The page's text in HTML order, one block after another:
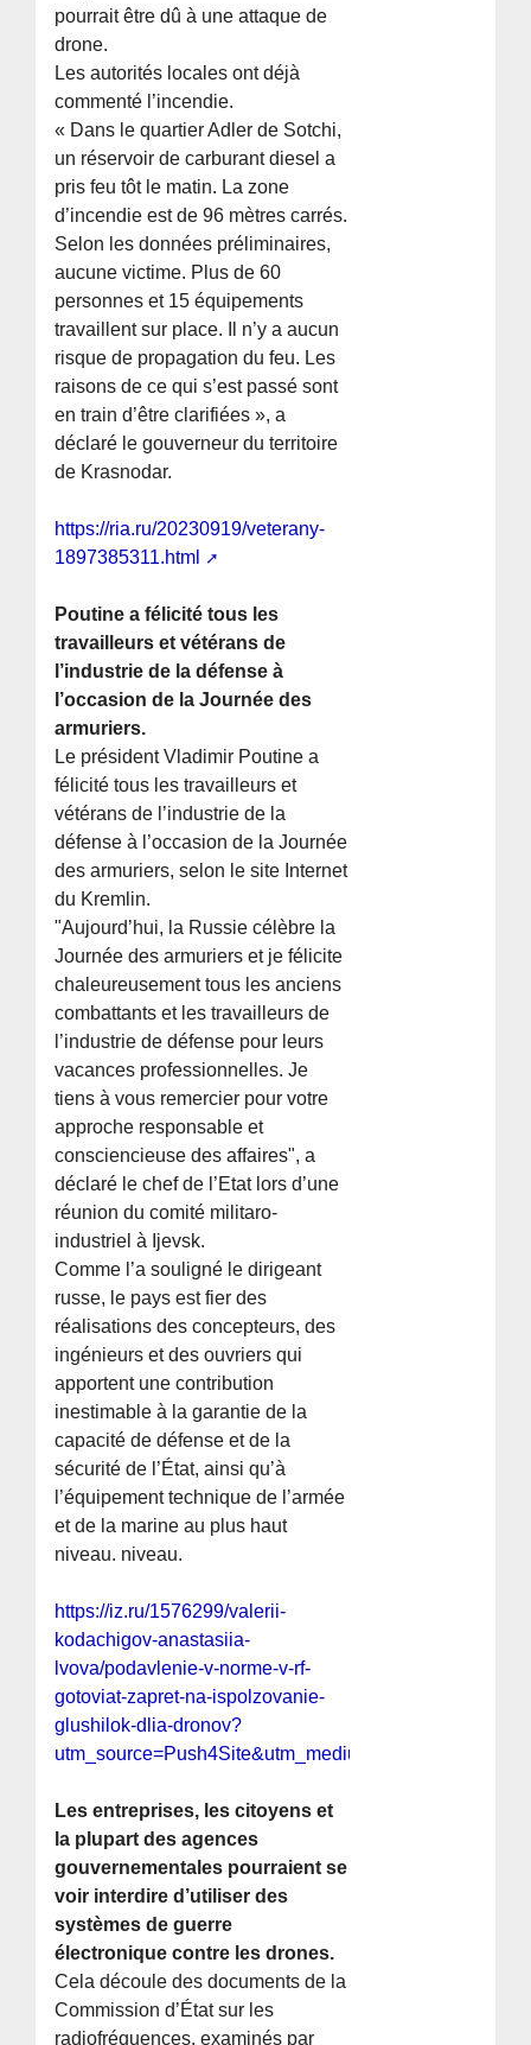
pourrait être dû à une attaque de
drone.
Les autorités locales ont déjà
commenté l’incendie.
« Dans le quartier Adler de Sotchi,
un réservoir de carburant diesel a
pris feu tôt le matin. La zone
d’incendie est de 96 mètres carrés.
Selon les données préliminaires,
aucune victime. Plus de 60
personnes et 15 équipements
travaillent sur place. Il n’y a aucun
risque de propagation du feu. Les
raisons de ce qui s’est passé sont
en train d’être clarifiées », a
déclaré le gouverneur du territoire
de Krasnodar.
https://ria.ru/20230919/veterany-
1897385311.html
Poutine a félicité tous les
travailleurs et vétérans de
l’industrie de la défense à
l’occasion de la Journée des
armuriers.
Le président Vladimir Poutine a
félicité tous les travailleurs et
vétérans de l’industrie de la
défense à l’occasion de la Journée
des armuriers, selon le site Internet
du Kremlin.
"Aujourd’hui, la Russie célèbre la
Journée des armuriers et je félicite
chaleureusement tous les anciens
combattants et les travailleurs de
l’industrie de défense pour leurs
vacances professionnelles. Je
tiens à vous remercier pour votre
approche responsable et
consciencieuse des affaires", a
déclaré le chef de l’Etat lors d’une
réunion du comité militaro-
industriel à Ijevsk.
Comme l’a souligné le dirigeant
russe, le pays est fier des
réalisations des concepteurs, des
ingénieurs et des ouvriers qui
apportent une contribution
inestimable à la garantie de la
capacité de défense et de la
sécurité de l’État, ainsi qu’à
l’équipement technique de l’armée
et de la marine au plus haut
niveau. niveau.
https://iz.ru/1576299/valerii-
kodachigov-anastasiia-
lvova/podavlenie-v-norme-v-rf-
gotoviat-zapret-na-ispolzovanie-
glushilok-dlia-dronov?
Les entreprises, les citoyens et
la plupart des agences
gouvernementales pourraient se
voir interdire d’utiliser des
systèmes de guerre
électronique contre les drones.
Cela découle des documents de la
Commission d’État sur les
radiofréquences, examinés par